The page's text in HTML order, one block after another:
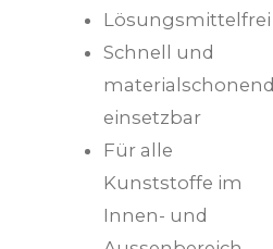
Lösungsmittelfrei
Schnell und
materialschonend
einsetzbar
Für alle
Kunststoffe im
Innen- und